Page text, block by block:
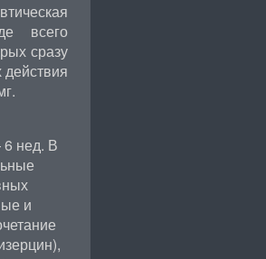
всего
сразу
нед. В
и